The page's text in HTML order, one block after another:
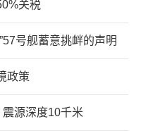
关税
号舰蓄意挑衅的声明
政策
源深度10千米